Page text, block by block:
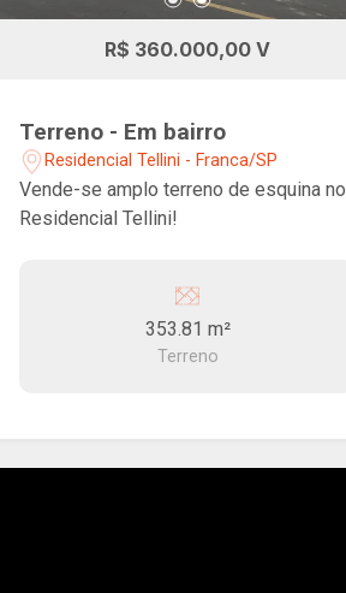
R$ 360.000,00 V
Terreno - Em bairro
Residencial Tellini - Franca/SP
Vende-se amplo terreno de esquina no
Residencial Tellini!
353.81 m²
Terreno